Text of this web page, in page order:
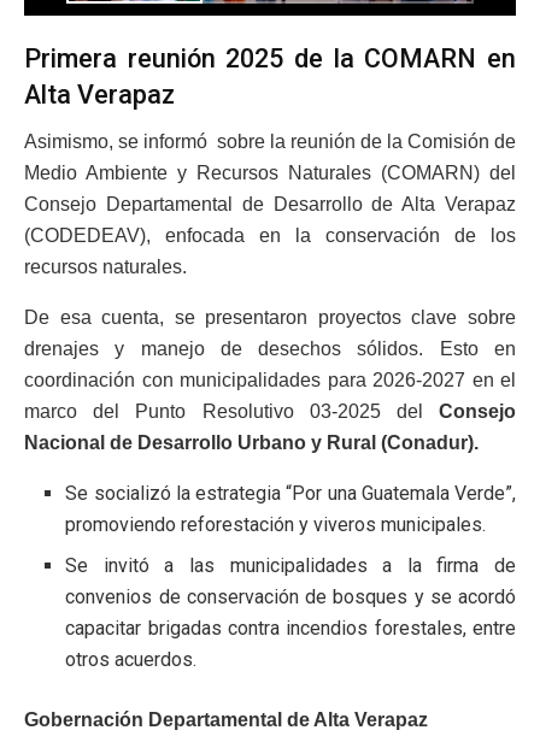
Primera reunión 2025 de la COMARN en
Alta Verapaz
Asimismo, se informó sobre la reunión de la Comisión de
Medio Ambiente y Recursos Naturales (COMARN) del
Consejo Departamental de Desarrollo de Alta Verapaz
(CODEDEAV), enfocada en la conservación de los
recursos naturales.
De esa cuenta, se presentaron proyectos clave sobre
drenajes y manejo de desechos sólidos. Esto en
coordinación con municipalidades para 2026-2027 en el
marco del Punto Resolutivo 03-2025 del Consejo
Nacional de Desarrollo Urbano y Rural (Conadur).
Se socializó la estrategia “Por una Guatemala Verde”,
promoviendo reforestación y viveros municipales.
Se invitó a las municipalidades a la firma de
convenios de conservación de bosques y se acordó
capacitar brigadas contra incendios forestales, entre
otros acuerdos.
Gobernación Departamental de Alta Verapaz